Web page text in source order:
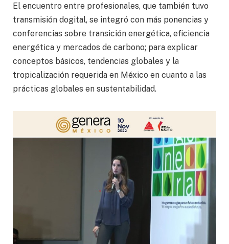
El encuentro entre profesionales, que también tuvo
transmisión dogital, se integró con más ponencias y
conferencias sobre transición energética, eficiencia
energética y mercados de carbono; para explicar
conceptos básicos, tendencias globales y la
tropicalización requerida en México en cuanto a las
prácticas globales en sustentabilidad.